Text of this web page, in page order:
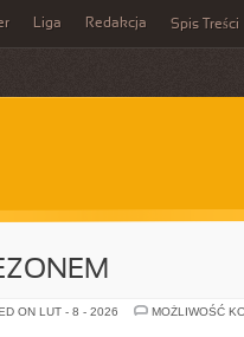
Liga Redakcja Spis Treści
ON LUT - 8 - 2026
MOŻLIWOŚĆ